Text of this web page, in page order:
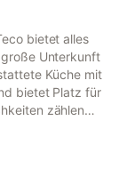
bietet alles
Unterkunft
Küche mit
bietet Platz für
zählen
ebenfalls zur